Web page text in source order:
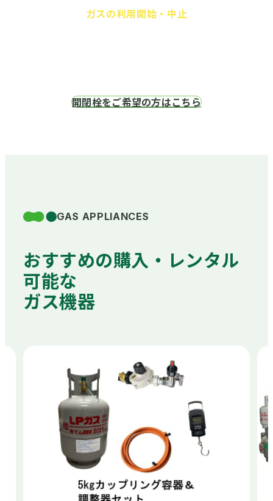
ガスの利用開始・中止
開閉栓をご希望の方はこちら
GAS APPLIANCES
おすすめの購入・レンタル
可能な
ガス機器